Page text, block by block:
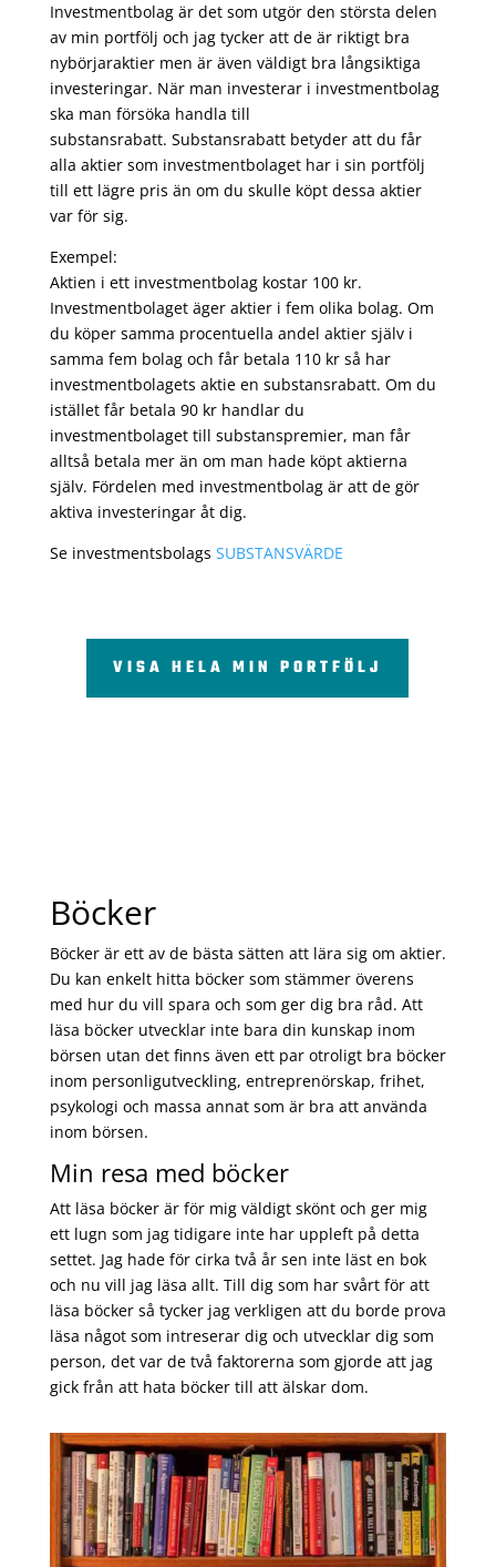
Investmentbolag är det som utgör den största delen
av min portfölj och jag tycker att de är riktigt bra
nybörjaraktier men är även väldigt bra långsiktiga
investeringar. När man investerar i investmentbolag
ska man försöka handla till
substansrabatt. Substansrabatt betyder att du får
alla aktier som investmentbolaget har i sin portfölj
till ett lägre pris än om du skulle köpt dessa aktier
var för sig.
Exempel:
Aktien i ett investmentbolag kostar 100 kr.
Investmentbolaget äger aktier i fem olika bolag. Om
du köper samma procentuella andel aktier själv i
samma fem bolag och får betala 110 kr så har
investmentbolagets aktie en substansrabatt. Om du
istället får betala 90 kr handlar du
investmentbolaget till substanspremier, man får
alltså betala mer än om man hade köpt aktierna
själv. Fördelen med investmentbolag är att de gör
aktiva investeringar åt dig.
Se investmentsbolags SUBSTANSVÄRDE
VISA HELA MIN PORTFÖLJ
Böcker
Böcker är ett av de bästa sätten att lära sig om aktier.
Du kan enkelt hitta böcker som stämmer överens
med hur du vill spara och som ger dig bra råd. Att
läsa böcker utvecklar inte bara din kunskap inom
börsen utan det finns även ett par otroligt bra böcker
inom personligutveckling, entreprenörskap, frihet,
psykologi och massa annat som är bra att använda
inom börsen.
Min resa med böcker
Att läsa böcker är för mig väldigt skönt och ger mig
ett lugn som jag tidigare inte har uppleft på detta
settet. Jag hade för cirka två år sen inte läst en bok
och nu vill jag läsa allt. Till dig som har svårt för att
läsa böcker så tycker jag verkligen att du borde prova
läsa något som intreserar dig och utvecklar dig som
person, det var de två faktorerna som gjorde att jag
gick från att hata böcker till att älskar dom.